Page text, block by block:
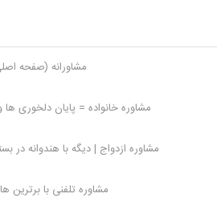
مشاورانه (صفحه
مشاوره خانواده = پایان دلخوری
مشاوره ازدواج | دیگه با هندوانه در
مشاوره تلفنی با برترین
پیامدهای دروغگویی برای فرد
دروغ گویی و پنهان کاری باعث اضطراب فرد
ترسد که دروغ‌هایش فاش شود و همسرش
برای همین فشار روحی و روانی زیادی به فرد